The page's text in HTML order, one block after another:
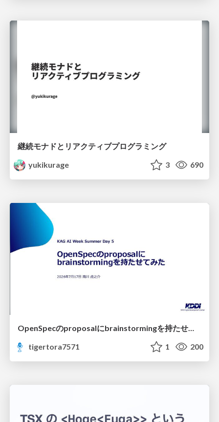
継続モナドとリアクティブプログラミング
yukikurage
3 690
OpenSpecのproposalにbrainstormingを持たせてみた
tigertora7571
1 200